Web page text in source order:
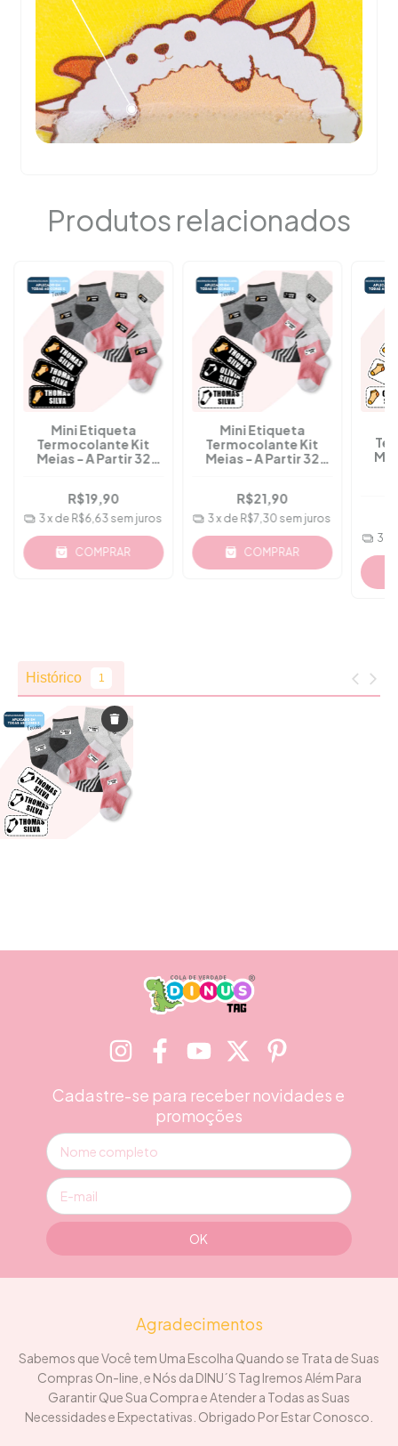
Produtos relacionados
Mini Etiqueta
Termocolante Kit
Meias - A Partir 32
R$19,90
3x de R$6,63 sem juros
COMPRAR
Mini Etiqueta
Termocolante Kit
Meias - A Partir 32
R$21,90
3x de R$7,30 sem juros
COMPRAR
3
Cadastre-se para receber novidades e
promoções
Agradecimentos
Sabemos que Você tem Uma Escolha Quando se Trata de Suas
Compras On-line, e Nós da DINU´S Tag Iremos Além Para
Garantir Que Sua Compra e Atender a Todas as Suas
Necessidades e Expectativas. Obrigado Por Estar Conosco.